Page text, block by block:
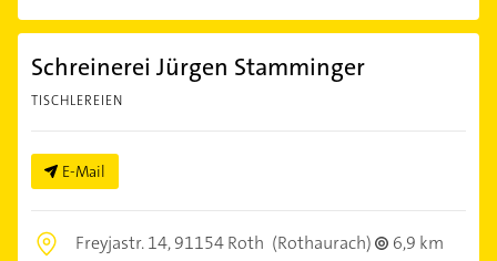
Schreinerei Jürgen Stamminger
TISCHLEREIEN
E-Mail
Freyjastr. 14,91154 Roth (Rothaurach)
6,9 km